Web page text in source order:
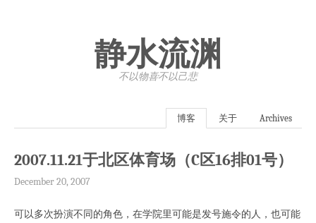
静水流渊
不以物喜·不以己悲
博客 关于 Archives
2007.11.21于北区体育场（C区16排01号）
December 20, 2007
可以多次扮演不同的角色，在学院里可能是发号施令的人，也可能